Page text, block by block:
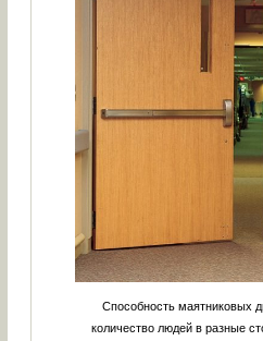
Способность маятниковых
количество людей в разные